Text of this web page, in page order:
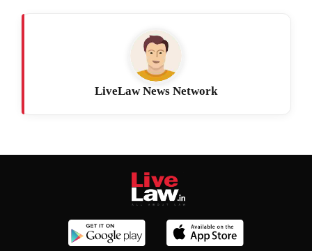
LiveLaw News Network